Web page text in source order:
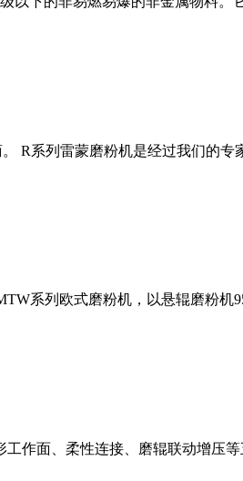
R系列雷蒙磨粉机是经过我们的专
系列欧式磨粉机，以悬辊磨粉机
作面、柔性连接、磨辊联动增压